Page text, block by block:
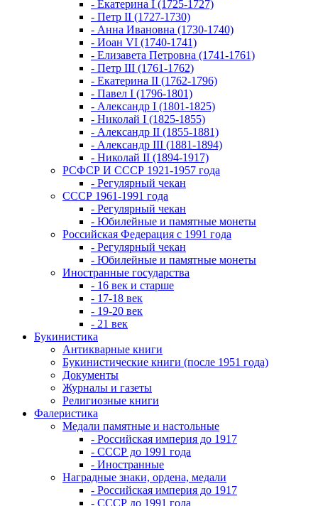
- Екатерина I (1725-1727)
- Петр II (1727-1730)
- Анна Ивановна (1730-1740)
- Иоан VI (1740-1741)
- Елизавета Петровна (1741-1761)
- Петр III (1761-1762)
- Екатерина II (1762-1796)
- Павел I (1796-1801)
- Александр I (1801-1825)
- Николай I (1825-1855)
- Александр II (1855-1881)
- Александр III (1881-1894)
- Николай II (1894-1917)
РСФСР И СССР 1921-1957 года
- Регулярный чекан
СССР 1961-1991 года
- Регулярный чекан
- Юбилейные и памятные монеты
Российская Федерация с 1991 года
- Регулярный чекан
- Юбилейные и памятные монеты
Иностранные государства
- 16 век и старше
- 17-18 век
- 19-20 век
- 21 век
Букинистика
Антикварные книги
Букинистические книги (после 1951 года)
Документы
Журналы и газеты
Религиозные книги
Фалеристика
Медали памятные и настольные
- Российская империя до 1917
- СССР до 1991 года
- Иностранные
Наградные знаки, ордена, медали
- Российская империя до 1917
- СССР до 1991 года